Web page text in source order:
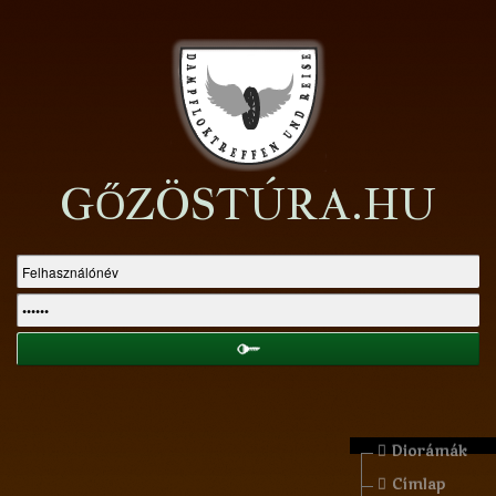
GŐZÖSTÚRA.HU
Diorámák
Címlap